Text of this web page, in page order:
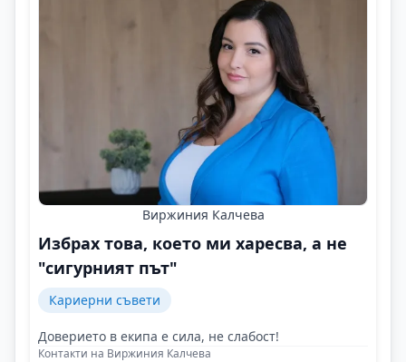
Виржиния Калчева
Избрах това, което ми харесва, а не
"сигурният път"
Кариерни съвети
Доверието в екипа е сила, не слабост!
Контакти на Виржиния Калчева